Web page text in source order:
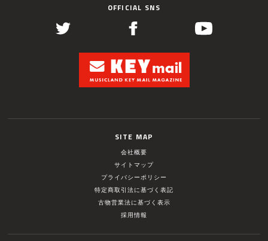
OFFICIAL SNS
SITE MAP
会社概要
サイトマップ
プライバシーポリシー
特定商取引法に基づく表記
古物営業法に基づく表示
採用情報